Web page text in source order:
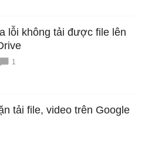
lỗi không tải được file lên
1
tải file, video trên Google